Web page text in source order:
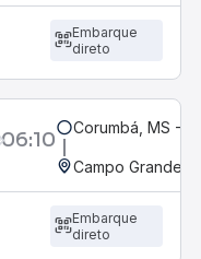
Embarque
direto
06:10 Corumbá, MS -
Campo Grande,
Embarque
direto